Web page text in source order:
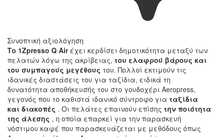
Συνοπτική αξιολόγηση
Το 1Zpresso Q Airέχει κερδίσει δημοτικότητα μεταξύ των
πελατών λόγω της ακρίβειας, του ελαφρού βάρους και
του συμπαγούς μεγέθους του. Πολλοί εκτιμούν τις
ιδανικές διαστάσεις του για ταξίδια, ειδικά τη
δυνατότητα αποθήκευσής του στο γουδοχέρι Aeropress,
γεγονός που το καθιστά ιδανικό σύντροφο για ταξίδια
και διακοπές . Οι πελάτες επαινούν επίσης την ποιότητα
της άλεσης , η οποία επαρκεί για την παρασκευή
νόστιμου καφέ που παρασκευάζεται με μεθόδους όπως